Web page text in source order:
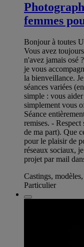
femmes
Bonjour à toutes
Vous avez
n'avez jamais osé
je vous
la bienveillance.
séances variées
simple : vous
simplement vous
Séance
remises. -
de ma part). Que
pour le plaisir de
réseaux sociaux,
projet par mail
Castings,
Particulier